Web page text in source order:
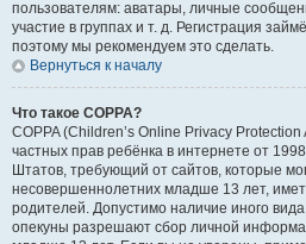
пользователям: аватары, личные
участие в группах и т. д. Регистрация
поэтому мы рекомендуем это сделать.
Вернуться к началу
Что такое COPPA?
COPPA (Children’s Online Privacy
частных прав ребёнка в интернете от
Штатов, требующий от сайтов, которые
несовершеннолетних младше 13 лет,
родителей. Допустимо наличие иного
опекуны разрешают сбор личной